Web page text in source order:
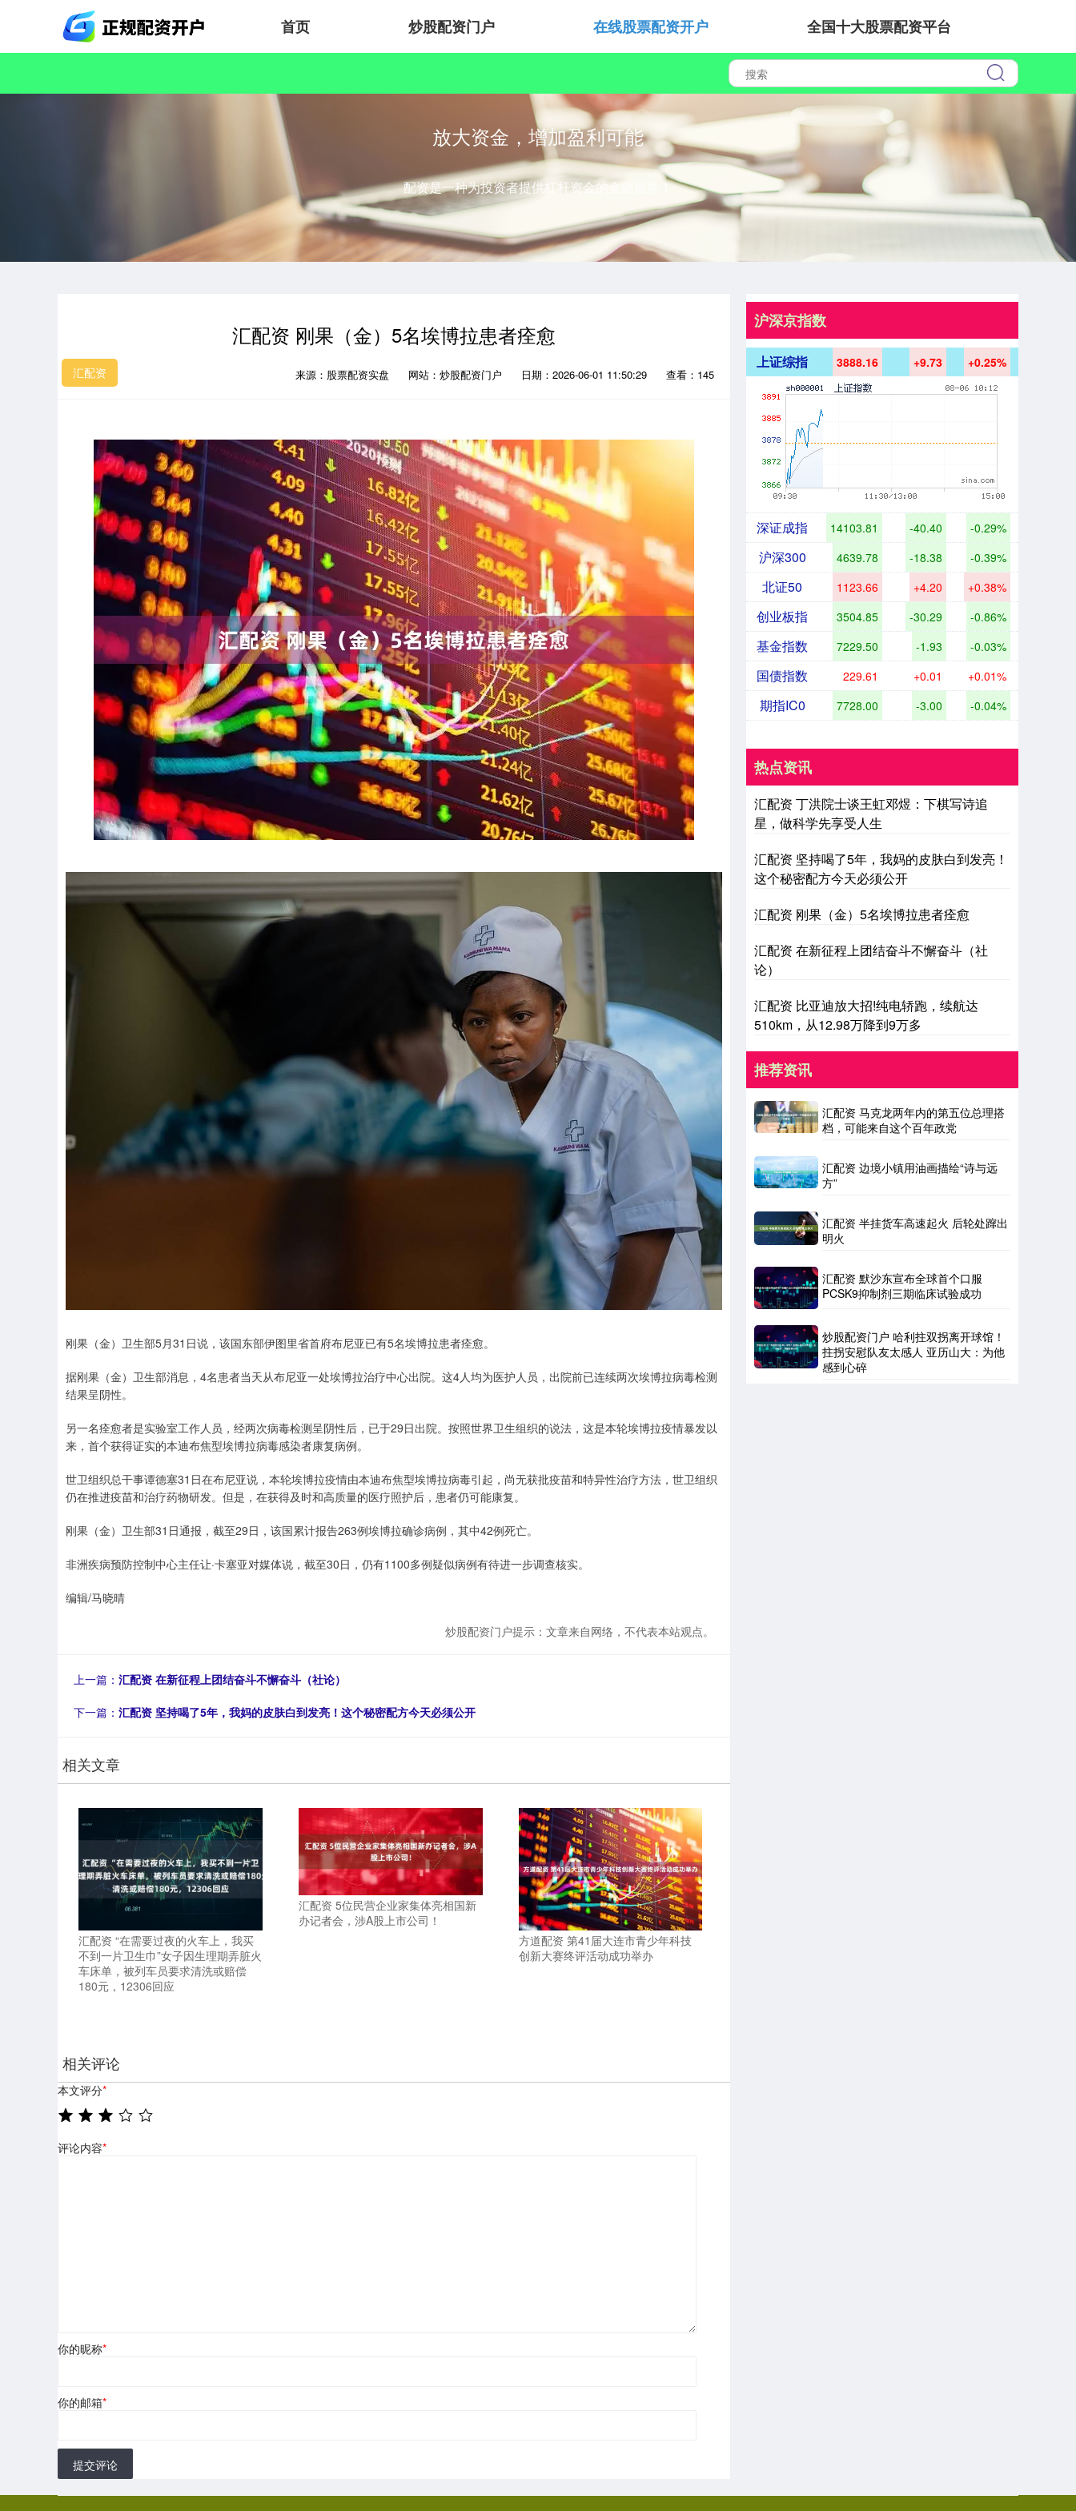
首页 炒股配资门户 在线股票配资开户 全国十大股票配资平台
放大资金，增加盈利可能
配资是一种为投资者提供杠杆资金的金融服务！
汇配资 刚果（金）5名埃博拉患者痊愈
汇配资 来源：股票配资实盘 网站：炒股配资门户 日期：2026-06-01 11:50:29 查看：145
刚果（金）卫生部5月31日说，该国东部伊图里省首府布尼亚已有5名埃博拉患者痊愈。
据刚果（金）卫生部消息，4名患者当天从布尼亚一处埃博拉治疗中心出院。这4人均为医护人员，出院前已连续两次埃博拉病毒检测
结果呈阴性。
另一名痊愈者是实验室工作人员，经两次病毒检测呈阴性后，已于29日出院。按照世界卫生组织的说法，这是本轮埃博拉疫情暴发以
来，首个获得证实的本迪布焦型埃博拉病毒感染者康复病例。
世卫组织总干事谭德塞31日在布尼亚说，本轮埃博拉疫情由本迪布焦型埃博拉病毒引起，尚无获批疫苗和特异性治疗方法，世卫组织
仍在推进疫苗和治疗药物研发。但是，在获得及时和高质量的医疗照护后，患者仍可能康复。
刚果（金）卫生部31日通报，截至29日，该国累计报告263例埃博拉确诊病例，其中42例死亡。
非洲疾病预防控制中心主任让·卡塞亚对媒体说，截至30日，仍有1100多例疑似病例有待进一步调查核实。
编辑/马晓晴
炒股配资门户提示：文章来自网络，不代表本站观点。
上一篇： 汇配资 在新征程上团结奋斗不懈奋斗（社论）
下一篇： 汇配资 坚持喝了5年，我妈的皮肤白到发亮！这个秘密配方今天必须公开
相关文章
汇配资 “在需要过夜的火车上，我买
不到一片卫生巾”女子因生理期弄脏火
车床单，被列车员要求清洗或赔偿
180元，12306回应
汇配资 5位民营企业家集体亮相国新
办记者会，涉A股上市公司！
方道配资 第41届大连市青少年科技
创新大赛终评活动成功举办
相关评论
本文评分*
评论内容*
你的昵称*
你的邮箱*
提交评论
沪深京指数
上证综指 3888.16 +9.73 +0.25%
深证成指 14103.81 -40.40 -0.29%
沪深300 4639.78 -18.38 -0.39%
北证50 1123.66 +4.20 +0.38%
创业板指 3504.85 -30.29 -0.86%
基金指数 7229.50 -1.93 -0.03%
国债指数 229.61 +0.01 +0.01%
期指IC0 7728.00 -3.00 -0.04%
热点资讯
汇配资 丁洪院士谈王虹邓煜：下棋写诗追
星，做科学先享受人生
汇配资 坚持喝了5年，我妈的皮肤白到发亮！
这个秘密配方今天必须公开
汇配资 刚果（金）5名埃博拉患者痊愈
汇配资 在新征程上团结奋斗不懈奋斗（社
论）
汇配资 比亚迪放大招!纯电轿跑，续航达
510km，从12.98万降到9万多
推荐资讯
汇配资 马克龙两年内的第五位总理搭
档，可能来自这个百年政党
汇配资 边境小镇用油画描绘“诗与远
方”
汇配资 半挂货车高速起火 后轮处蹿出
明火
汇配资 默沙东宣布全球首个口服
PCSK9抑制剂三期临床试验成功
炒股配资门户 哈利拄双拐离开球馆！
拄拐安慰队友太感人 亚历山大：为他
感到心碎